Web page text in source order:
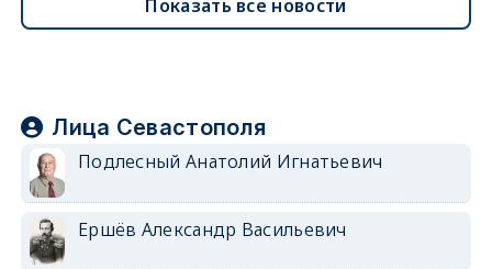
Показать все новости
Лица Севастополя
Подлесный Анатолий Игнатьевич
Ершёв Александр Васильевич